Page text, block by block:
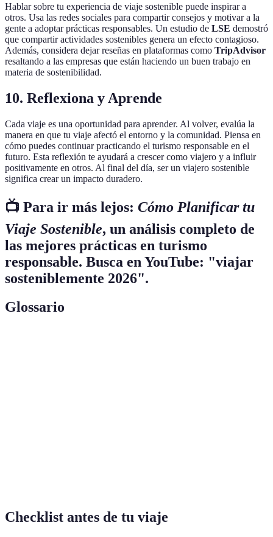
Hablar sobre tu experiencia de viaje sostenible puede inspirar a
otros. Usa las redes sociales para compartir consejos y motivar a la
gente a adoptar prácticas responsables. Un estudio de LSE demostró
que compartir actividades sostenibles genera un efecto contagioso.
Además, considera dejar reseñas en plataformas como TripAdvisor
resaltando a las empresas que están haciendo un buen trabajo en
materia de sostenibilidad.
10. Reflexiona y Aprende
Cada viaje es una oportunidad para aprender. Al volver, evalúa la
manera en que tu viaje afectó el entorno y la comunidad. Piensa en
cómo puedes continuar practicando el turismo responsable en el
futuro. Esta reflexión te ayudará a crescer como viajero y a influir
positivamente en otros. Al final del día, ser un viajero sostenible
significa crear un impacto duradero.
📺 Para ir más lejos: Cómo Planificar tu
Viaje Sostenible, un análisis completo de
las mejores prácticas en turismo
responsable. Busca en YouTube: "viajar
sosteniblemente 2026".
Glossario
Checklist antes de tu viaje